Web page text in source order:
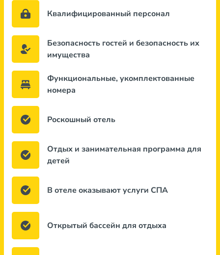
Квалифицированный персонал
Безопасность гостей и безопасность их
имущества
Функциональные, укомплектованные
номера
Роскошный отель
Отдых и занимательная программа для
детей
В отеле оказывают услуги СПА
Открытый бассейн для отдыха